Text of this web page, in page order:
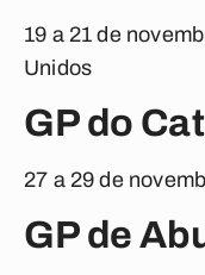
19 a 21 de
Unidos
GP do
27 a 29 de
GP de